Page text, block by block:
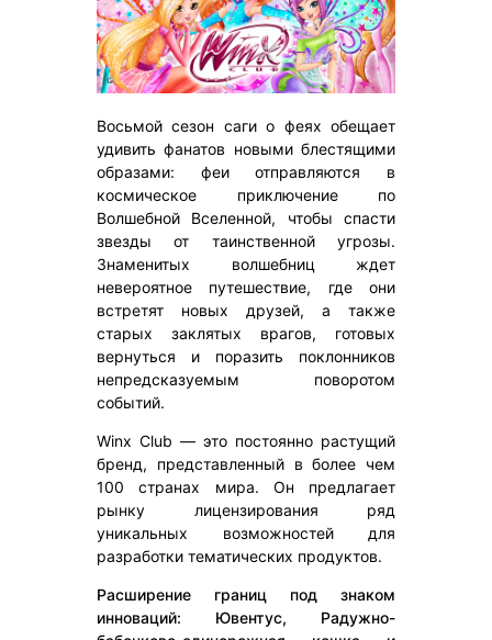
Восьмой сезон саги о феях обещает
удивить фанатов новыми блестящими
образами: феи отправляются в
космическое приключение по
Волшебной Вселенной, чтобы спасти
звезды от таинственной угрозы.
Знаменитых волшебниц ждет
невероятное путешествие, где они
встретят новых друзей, а также
старых заклятых врагов, готовых
вернуться и поразить поклонников
непредсказуемым поворотом
событий.
Winx Club — это постоянно растущий
бренд, представленный в более чем
100 странах мира. Он предлагает
рынку лицензирования ряд
уникальных возможностей для
разработки тематических продуктов.
Расширение границ под знаком
инноваций: Ювентус, Радужно-